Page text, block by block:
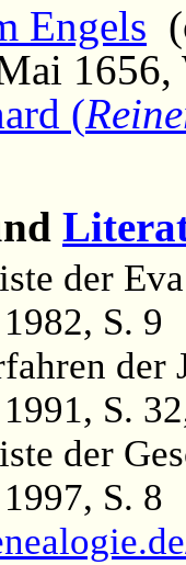
Engels
1656,
(
der
S. 9
der
S.
der
S. 8